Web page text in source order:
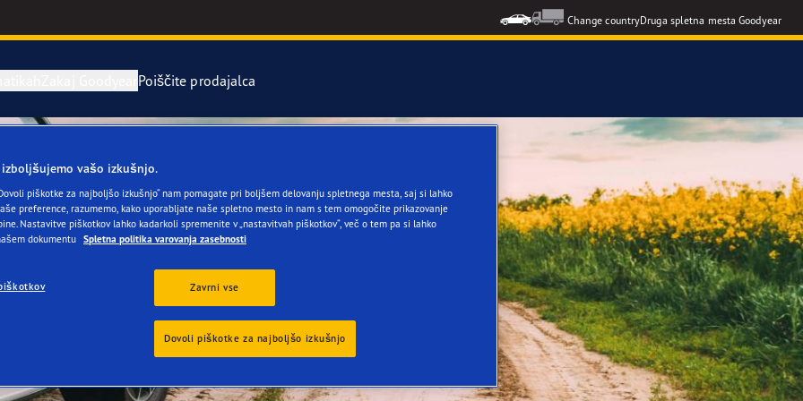
Change countryDruga spletna mesta Goodyear
pnevmatike
RACING UltraGrip Performance 3
Poiščite prodajalca
vašo izkušnjo.
piškotke za najboljšo izkušnjo“ nam pomagate pri boljšem delovanju spletnega mesta, saj si lahko
preference, razumemo, kako uporabljate naše spletno mesto in nam s tem omogočite prikazovanje
Nastavitve piškotkov lahko kadarkoli spremenite v „nastavitvah piškotkov“, več o tem pa si lahko
dokumentu Spletna politika varovanja zasebnosti
Zavrni vse
Dovoli piškotke za najboljšo izkušnjo